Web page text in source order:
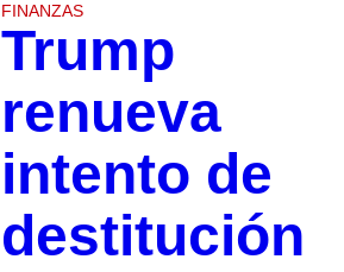
FINANZAS
Trump
renueva
intento de
destitución